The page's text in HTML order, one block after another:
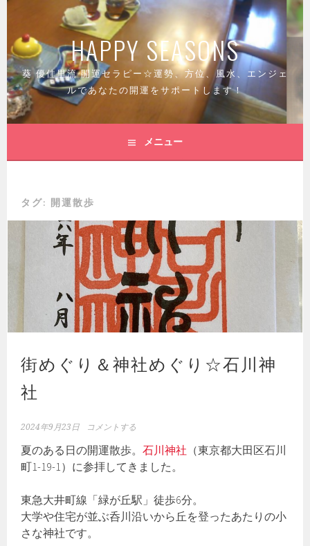
テ
ン
ツ
へ
ス
キ
プ
HAPPY SEASONS
葵 優佳里流 開運セラピー☆運勢、方位、風水、エンジェ
ルであなたの開運をサポートします！
メニュー
タグ: 開運散歩
街めぐり＆神社めぐり☆石川神
社
2024年9月23日 コメントする
夏のある日の開運散歩。石川神社 （東京都大田区石川
町1-19-1）に参拝してきました。
東急大井町線「緑が丘駅」徒歩6分。
大学や住宅が並ぶ呑川沿いから丘を登ったあたりの小
さな神社です。